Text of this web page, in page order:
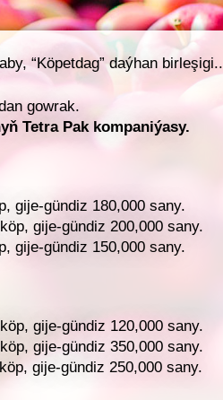
“Köpetdag” daýhan birleşigi..
gowrak.
Tetra Pak kompaniýasy.
gije-gündiz 180,000 sany.
gije-gündiz 200,000 sany.
gije-gündiz 150,000 sany.
gije-gündiz 120,000 sany.
gije-gündiz 350,000 sany.
gije-gündiz 250,000 sany.